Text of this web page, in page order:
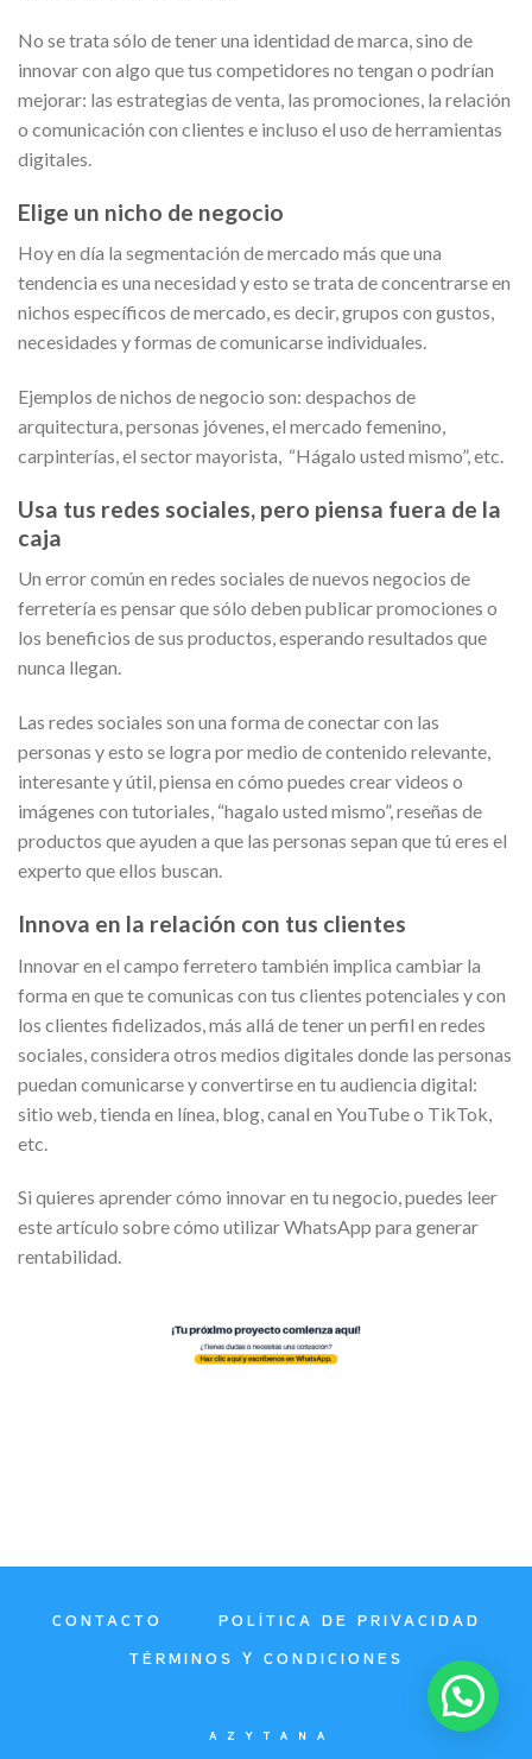
No se trata sólo de tener una identidad de marca, sino de
innovar con algo que tus competidores no tengan o podrían
mejorar: las estrategias de venta, las promociones, la relación
o comunicación con clientes e incluso el uso de herramientas
digitales.
Elige un nicho de negocio
Hoy en día la segmentación de mercado más que una
tendencia es una necesidad y esto se trata de concentrarse en
nichos específicos de mercado, es decir, grupos con gustos,
necesidades y formas de comunicarse individuales.
Ejemplos de nichos de negocio son: despachos de
arquitectura, personas jóvenes, el mercado femenino,
carpinterías, el sector mayorista, “Hágalo usted mismo”, etc.
Usa tus redes sociales, pero piensa fuera de la
caja
Un error común en redes sociales de nuevos negocios de
ferretería es pensar que sólo deben publicar promociones o
los beneficios de sus productos, esperando resultados que
nunca llegan.
Las redes sociales son una forma de conectar con las
personas y esto se logra por medio de contenido relevante,
interesante y útil, piensa en cómo puedes crear videos o
imágenes con tutoriales, “hagalo usted mismo”, reseñas de
productos que ayuden a que las personas sepan que tú eres el
experto que ellos buscan.
Innova en la relación con tus clientes
Innovar en el campo ferretero también implica cambiar la
forma en que te comunicas con tus clientes potenciales y con
los clientes fidelizados, más allá de tener un perfil en redes
sociales, considera otros medios digitales donde las personas
puedan comunicarse y convertirse en tu audiencia digital:
sitio web, tienda en línea, blog, canal en YouTube o TikTok,
etc.
Si quieres aprender cómo innovar en tu negocio, puedes leer
este artículo sobre cómo utilizar WhatsApp para generar
rentabilidad.
CONTACTO POLÍTICA DE PRIVACIDAD
TÉRMINOS Y CONDICIONES